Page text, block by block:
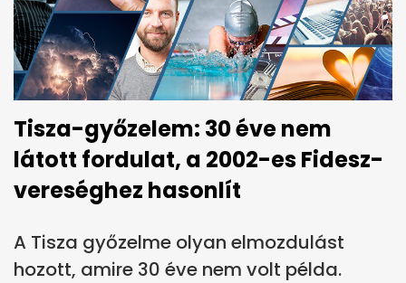
Tisza-győzelem: 30 éve nem
látott fordulat, a 2002-es Fidesz-
vereséghez hasonlít
A Tisza győzelme olyan elmozdulást
hozott, amire 30 éve nem volt példa.